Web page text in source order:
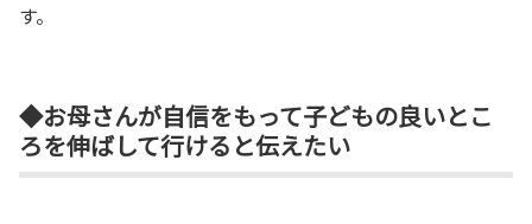
す。
◆お母さんが自信をもって子どもの良いとこ
ろを伸ばして行けると伝えたい